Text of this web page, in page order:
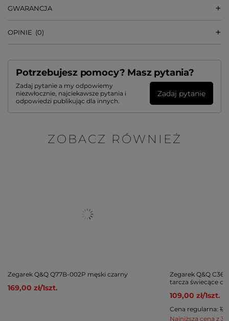
GWARANCJA
OPINIE (0)
Potrzebujesz pomocy? Masz pytania?
Zadaj pytanie a my odpowiemy
niezwłocznie, najciekawsze pytania i
odpowiedzi publikując dla innych.
Zadaj pytanie
ZOBACZ RÓWNIEŻ
Zegarek Q&Q Q77B-002P męski czarny
169,00 zł/1szt.
Zegarek Q&Q
tarcza świecące
109,00 zł/1szt.
Najniższa cena z
Cena regularna: